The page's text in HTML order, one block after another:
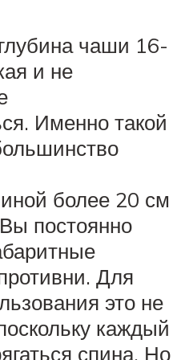
чаши 16-
и не
Именно такой
более 20 см
постоянно
Для
это не
каждый
спина. Но